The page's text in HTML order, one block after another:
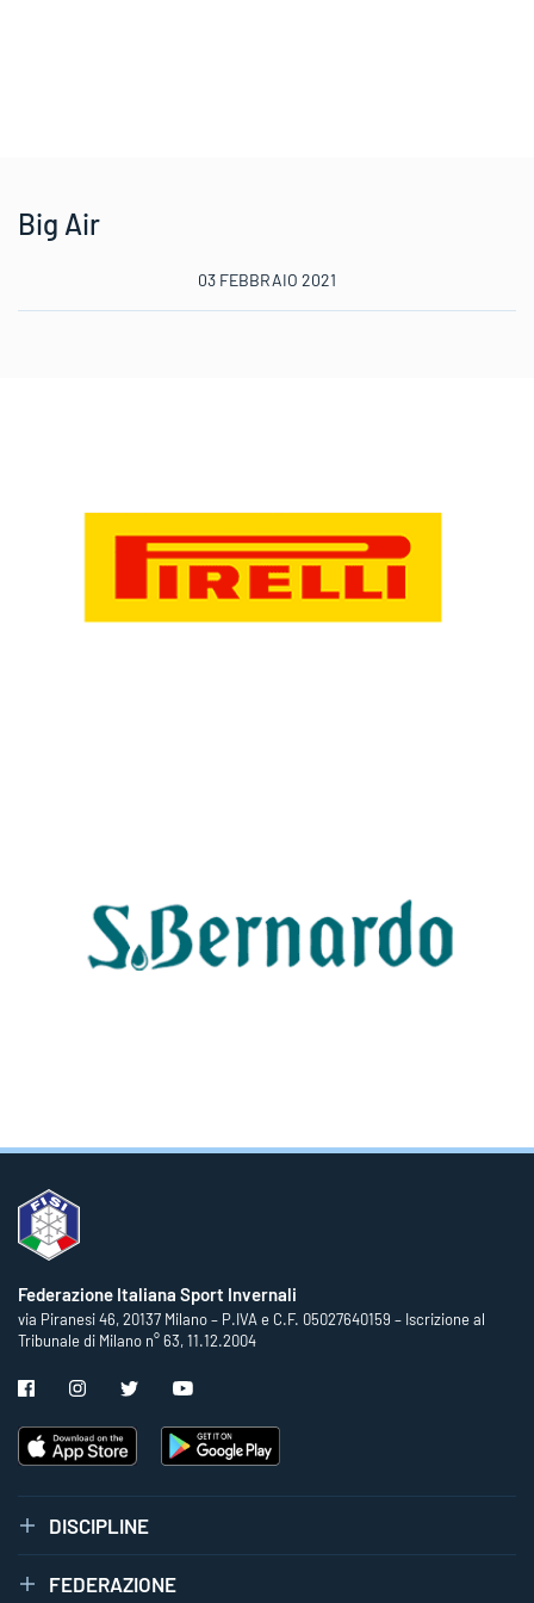
Big Air
03 FEBBRAIO 2021
Federazione Italiana Sport Invernali
via Piranesi 46, 20137 Milano – P.IVA e C.F. 05027640159 – Iscrizione al
Tribunale di Milano n° 63, 11.12.2004
DISCIPLINE
FEDERAZIONE